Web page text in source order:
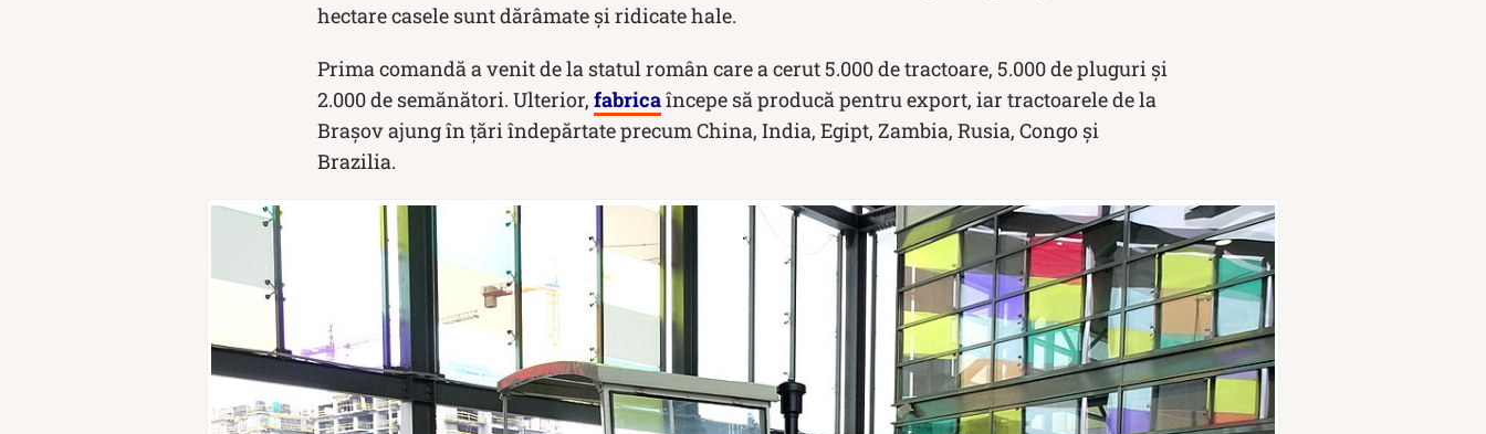
hectare casele sunt dărâmate și ridicate hale.
Prima comandă a venit de la statul român care a cerut 5.000 de tractoare, 5.000 de pluguri și
2.000 de semănători. Ulterior, fabricaîncepe să producă pentru export, iar tractoarele de la
Brașov ajung în țări îndepărtate precum China, India, Egipt, Zambia, Rusia, Congo și
Brazilia.